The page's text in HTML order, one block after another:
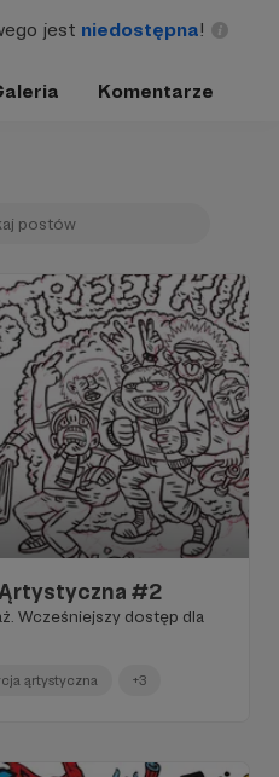
jest niedostępna!
Komentarze
#2
Wcześniejszy dostęp dla
ąrtystyczna +3